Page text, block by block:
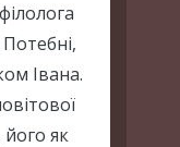
Івана.
як